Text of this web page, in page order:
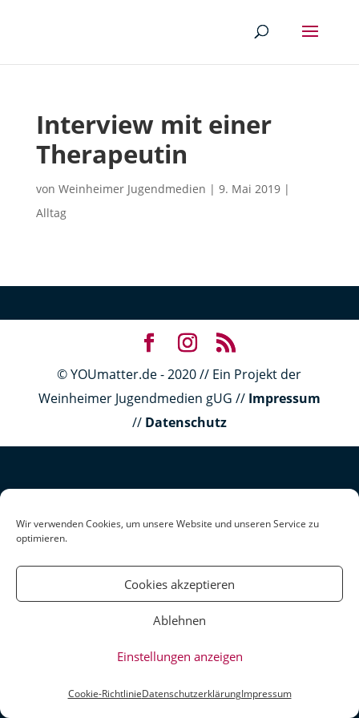
Wir verwenden Cookies, um unsere Website und unseren Service zu
optimieren.
Cookies akzeptieren
Ablehnen
Einstellungen anzeigen
Cookie-RichtlinieDatenschutzerklärungImpressum
Interview mit einer
Therapeutin
von Weinheimer Jugendmedien | 9. Mai 2019|
Alltag
© YOUmatter.de - 2020 // Ein Projekt der
Weinheimer Jugendmedien gUG // Impressum
// Datenschutz